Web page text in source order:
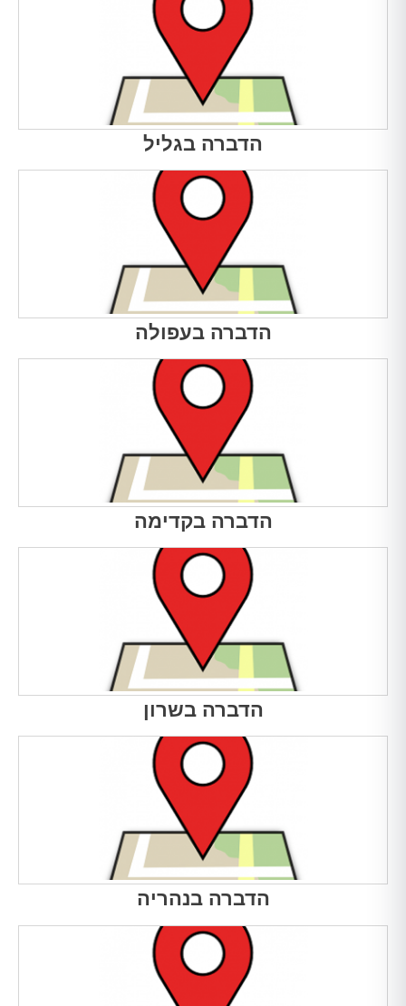
הדברה בגליל
הדברה בעפולה
הדברה בקדימה
הדברה בשרון
הדברה בנהריה